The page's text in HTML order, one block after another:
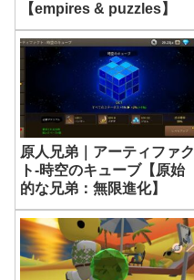
【empires & puzzles】
原人兄弟｜アーティファク
ト-時空のキューブ【原始
的な兄弟：無限進化】